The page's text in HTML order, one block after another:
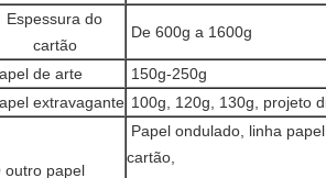
Espessura do
cartão
De 600g a 1600g
de arte
150g-250g
extravagante 100g, 120g, 130g, projeto
outro papel
Papel ondulado, linha
cartão,